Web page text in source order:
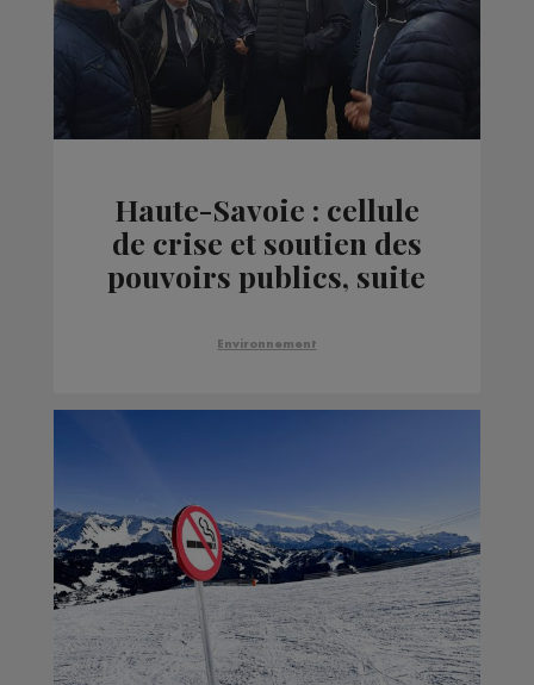
Haute-Savoie : cellule
de crise et soutien des
pouvoirs publics, suite
Environnement